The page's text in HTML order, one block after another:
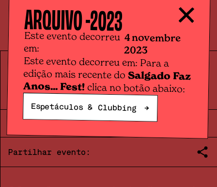
Feira
PORTO VINYL MARKET
SAM. 04.11 | 14:00 | 2023
Partilhar evento:
ARQUIVO -2023
Este evento decorreu
em:
4 novembre
2023
Este evento decorreu em: Para a
edição mais recente do Salgado Faz
Anos... Fest!clica no botão abaixo:
Espetáculos & Clubbing →